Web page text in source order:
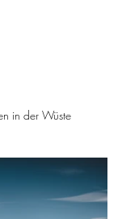
in der Wüste